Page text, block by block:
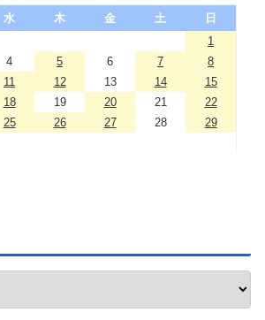
水 木 金 土
日
1
4 5 6 7
8
11 12 13 14
15
18 19 20 21
22
25 26 27 28
29